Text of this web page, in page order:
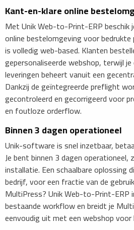
Kant-en-klare online
Met Unik Web-to-Print-ERP beschik
online bestelomgeving voor
is volledig web-based. Klanten
gepersonaliseerde webshop, terwijl
leveringen beheert vanuit een
Dankzij de geïntegreerde preflight
gecontroleerd en gecorrigeerd voor
en foutloze orderflow.
​Binnen 3 dagen operationeel
Unik-software is snel inzetbaar,
Je bent binnen 3 dagen operationeel,
installatie. Een schaalbare oplossing
bedrijf, voor een fractie van de
MultiPress? Unik Web-to-Print-ERP
bestaande workflow en breidt je
eenvoudig uit met een webshop voor